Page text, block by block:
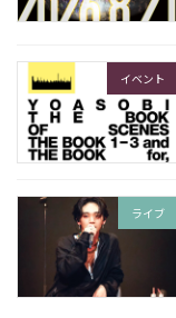
イベント
ライブ